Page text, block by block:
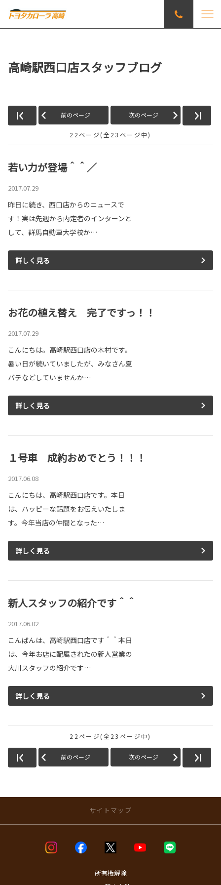
高崎駅西口店スタッフブログ
前のページ 次のページ
22ページ(全23ページ中)
若い力が登場＾＾／
2017.07.29
昨日に続き、西口店からのニュースで
す！実は先週から内定者のインターンと
して、群馬自動車大学校か…
詳しく見る
お花の植え替え 完了ですっ！！
2017.07.29
こんにちは。高崎駅西口店の木村です。
暑い日が続いていましたが、みなさん夏
バテなどしていませんか…
詳しく見る
１号車 成約おめでとう！！！
2017.06.08
こんにちは、高崎駅西口店です。本日
は、ハッピーな話題をお伝えいたしま
す。今年当店の仲間となった…
詳しく見る
新人スタッフの紹介です＾＾
2017.06.02
こんばんは、高崎駅西口店です＾＾本日
は、今年お店に配属されたの新人営業の
大川スタッフの紹介です…
詳しく見る
22ページ(全23ページ中)
前のページ 次のページ
サイトマップ
所有権解除